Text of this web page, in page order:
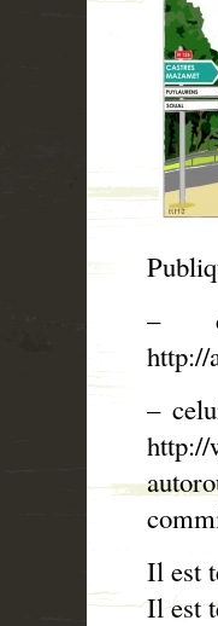
–
http://
–
http://
Il est
Il est